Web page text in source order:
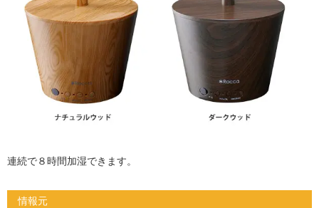
連続で８時間加湿できます。
情報元